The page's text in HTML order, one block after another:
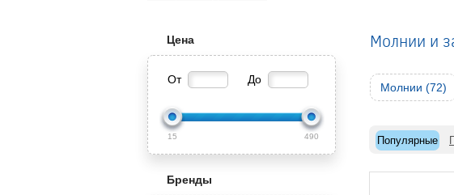
Цена
От До
15 490
Бренды
Молнии и
Молнии (72)
Популярные